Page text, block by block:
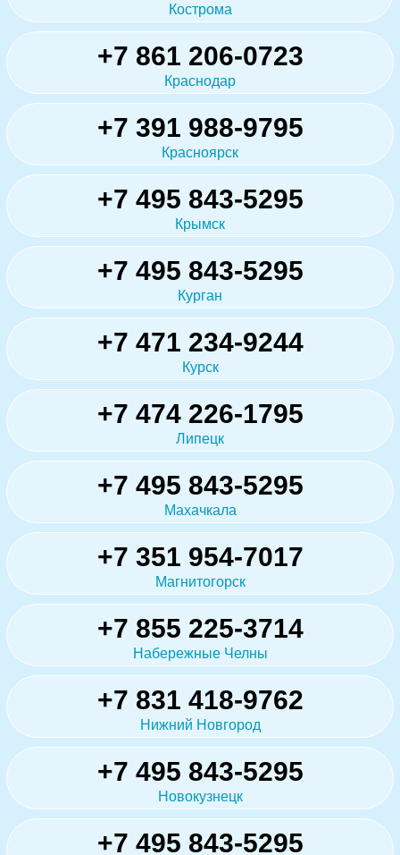
Кострома
+7 861 206-0723
Краснодар
+7 391 988-9795
Красноярск
+7 495 843-5295
Крымск
+7 495 843-5295
Курган
+7 471 234-9244
Курск
+7 474 226-1795
Липецк
+7 495 843-5295
Махачкала
+7 351 954-7017
Магнитогорск
+7 855 225-3714
Набережные Челны
+7 831 418-9762
Нижний Новгород
+7 495 843-5295
Новокузнецк
+7 495 843-5295